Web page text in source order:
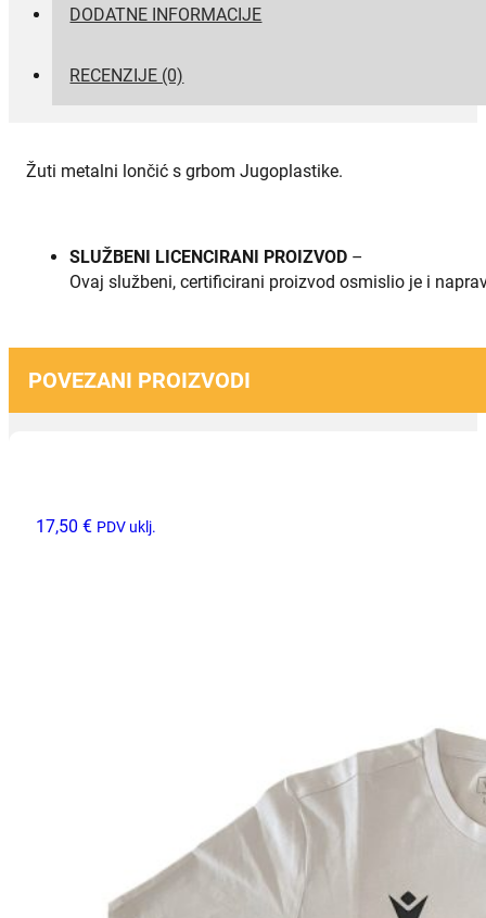
DODATNE INFORMACIJE
RECENZIJE (0)
Žuti metalni lončić s grbom Jugoplastike.
SLUŽBENI LICENCIRANI PROIZVOD –
Ovaj službeni, certificirani proizvod osmislio je i
POVEZANI PROIZVODI
17,50 € PDV uklj.